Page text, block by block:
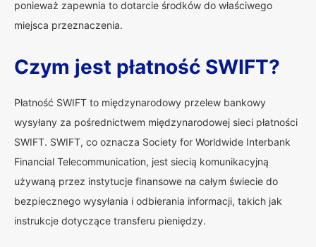
ponieważ zapewnia to dotarcie środków do właściwego
miejsca przeznaczenia.
Czym jest płatność SWIFT?
Płatność SWIFT to międzynarodowy przelew bankowy
wysyłany za pośrednictwem międzynarodowej sieci płatności
SWIFT. SWIFT, co oznacza Society for Worldwide Interbank
Financial Telecommunication, jest siecią komunikacyjną
używaną przez instytucje finansowe na całym świecie do
bezpiecznego wysyłania i odbierania informacji, takich jak
instrukcje dotyczące transferu pieniędzy.